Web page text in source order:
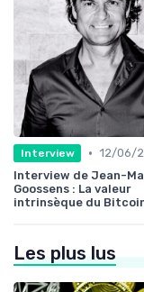
Interview • 12/06/
Interview de Jean-
Goossens : La valeur
intrinsèque du
Les plus lus